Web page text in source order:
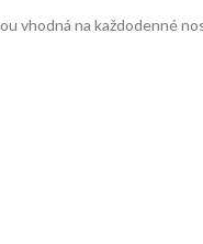
vhodná na každodenné